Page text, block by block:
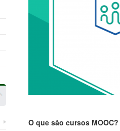
O que são cursos MOOC?